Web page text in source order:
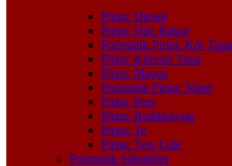
Pirinç Dirsek
Pirinç Düz Rakor
Pnömatik Pirinç Kör Tapa
Pirinç Küresel Vana
Pirinç Maşon
Pnömatik Pirinç Nipel
Pirinç Pres
Pirinç Redüksiyon
Pirinç Te
Pirinç Ters Lüle
Pnömatik Silindirler